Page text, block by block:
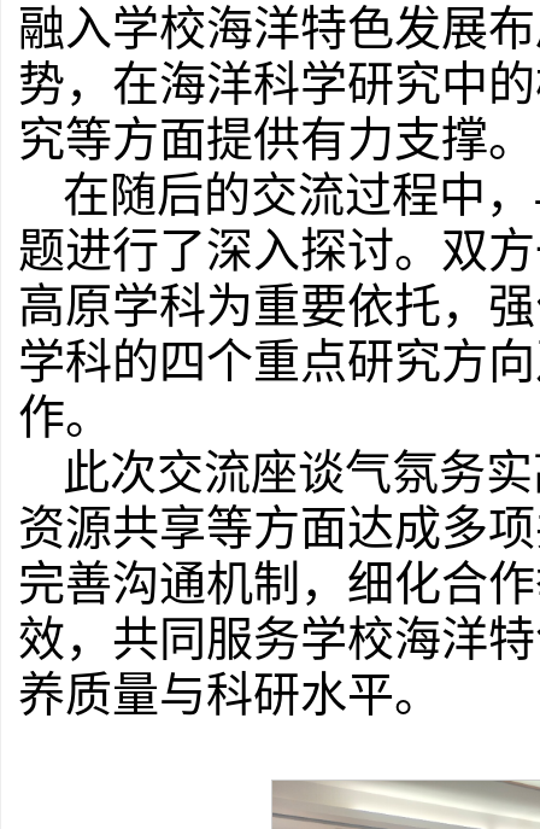
融入学校海洋特色发展
势，在海洋科学研究中
究等方面提供有力支撑。
在随后的交流过程中
题进行了深入探讨。双
高原学科为重要依托，
学科的四个重点研究方
作。
此次交流座谈气氛务
资源共享等方面达成多
完善沟通机制，细化合
效，共同服务学校海洋
养质量与科研水平。